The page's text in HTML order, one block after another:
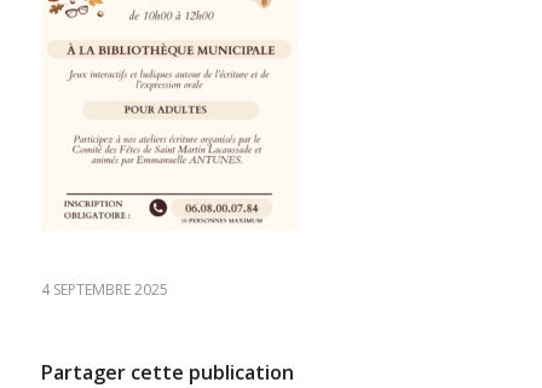
4 SEPTEMBRE 2025
Partager cette publication